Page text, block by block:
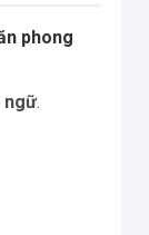
phong
ngữ.